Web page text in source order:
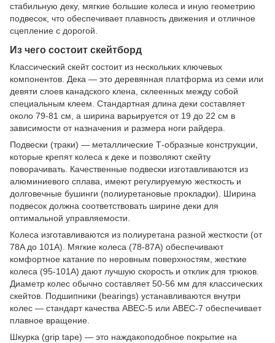
стабильную деку, мягкие большие колеса и иную геометрию
подвесок, что обеспечивает плавность движения и отличное
сцепление с дорогой.
Из чего состоит скейтборд
Классический скейт состоит из нескольких ключевых
компонентов. Дека — это деревянная платформа из семи или
девяти слоев канадского клена, склеенных между собой
специальным клеем. Стандартная длина деки составляет
около 79-81 см, а ширина варьируется от 19 до 22 см в
зависимости от назначения и размера ноги райдера.
Подвески (траки) — металлические Т-образные конструкции,
которые крепят колеса к деке и позволяют скейту
поворачивать. Качественные подвески изготавливаются из
алюминиевого сплава, имеют регулируемую жесткость и
долговечные бушинги (полиуретановые прокладки). Ширина
подвесок должна соответствовать ширине деки для
оптимальной управляемости.
Колеса изготавливаются из полиуретана разной жесткости (от
78A до 101A). Мягкие колеса (78-87A) обеспечивают
комфортное катание по неровным поверхностям, жесткие
колеса (95-101A) дают лучшую скорость и отклик для трюков.
Диаметр колес обычно составляет 50-56 мм для классических
скейтов. Подшипники (bearings) устанавливаются внутри
колес — стандарт качества ABEC-5 или ABEC-7 обеспечивает
плавное вращение.
Шкурка (grip tape) — это наждакоподобное покрытие на